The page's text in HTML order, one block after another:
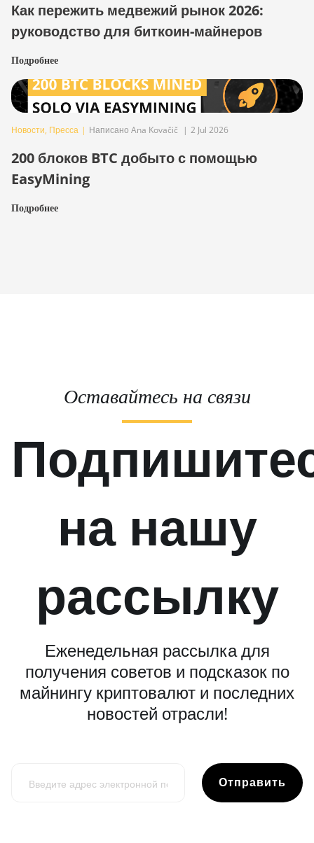
Как пережить медвежий рынок 2026:
руководство для биткоин-майнеров
Подробнее
Новости, Пресса | Написано Ana Kovačič | 2 Jul 2026
200 блоков BTC добыто с помощью
EasyMining
Подробнее
Оставайтесь на связи
на нашу
рассылку
Еженедельная рассылка для
получения советов и подсказок по
майнингу криптовалют и последних
новостей отрасли!
Отправить